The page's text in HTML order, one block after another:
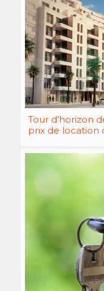
Tour d’horizon
prix de location